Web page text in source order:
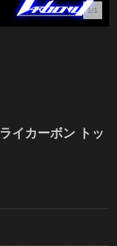
1/1
イカーボン トッ